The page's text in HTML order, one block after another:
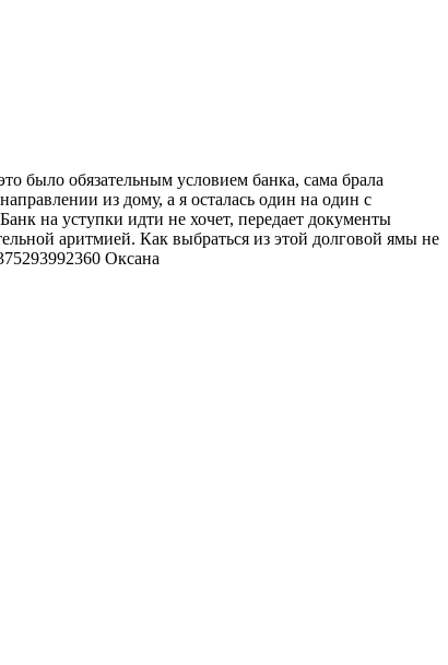
было обязательным условием банка, сама брала
из дому, а я осталась один на один с
на уступки идти не хочет, передает документы
аритмией. Как выбраться из этой долговой ямы не
Оксана